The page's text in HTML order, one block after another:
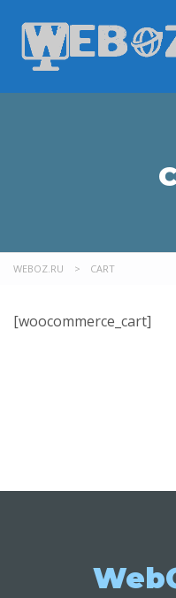
WEBOZ.RU > CART
[woocommerce_cart]